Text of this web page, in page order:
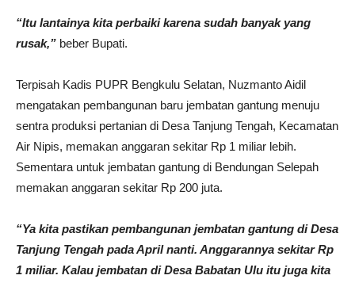
“Itu lantainya kita perbaiki karena sudah banyak yang
rusak,” beber Bupati.
Terpisah Kadis PUPR Bengkulu Selatan, Nuzmanto Aidil
mengatakan pembangunan baru jembatan gantung menuju
sentra produksi pertanian di Desa Tanjung Tengah, Kecamatan
Air Nipis, memakan anggaran sekitar Rp 1 miliar lebih.
Sementara untuk jembatan gantung di Bendungan Selepah
memakan anggaran sekitar Rp 200 juta.
“Ya kita pastikan pembangunan jembatan gantung di Desa
Tanjung Tengah pada April nanti. Anggarannya sekitar Rp
1 miliar. Kalau jembatan di Desa Babatan Ulu itu juga kita